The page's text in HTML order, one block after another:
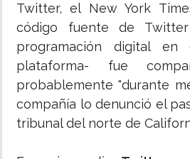
Twitter, el New York
código fuente de
programación digital
plataforma- fue
probablemente "durante
compañía lo denunció el
tribunal del norte de